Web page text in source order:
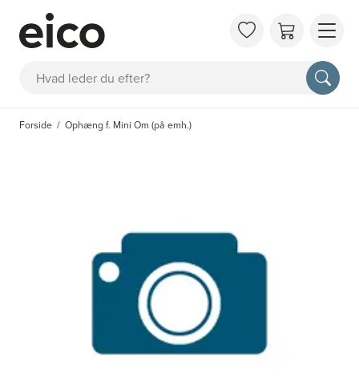
Søg
OM
FAQ
Forside Ophæng f. Mini Om (på emh.)